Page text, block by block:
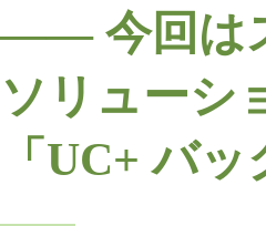
―― 今回は
ソリューシ
「UC+ バ